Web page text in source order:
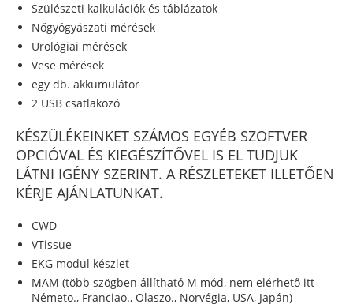
Szülészeti kalkulációk és táblázatok
Nőgyógyászati mérések
Urológiai mérések
Vese mérések
egy db. akkumulátor
2 USB csatlakozó
KÉSZÜLÉKEINKET SZÁMOS EGYÉB SZOFTVER
OPCIÓVAL ÉS KIEGÉSZÍTŐVEL IS EL TUDJUK
LÁTNI IGÉNY SZERINT. A RÉSZLETEKET ILLETŐEN
KÉRJE AJÁNLATUNKAT.
CWD
VTissue
EKG modul készlet
MAM (több szögben állítható M mód, nem elérhető itt
Németo., Franciao., Olaszo., Norvégia, USA, Japán)